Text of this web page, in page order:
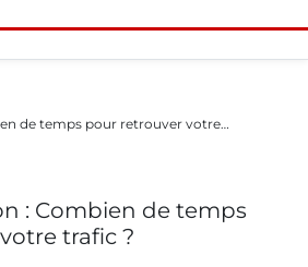
de temps pour retrouver votre…
: Combien de temps
trafic ?